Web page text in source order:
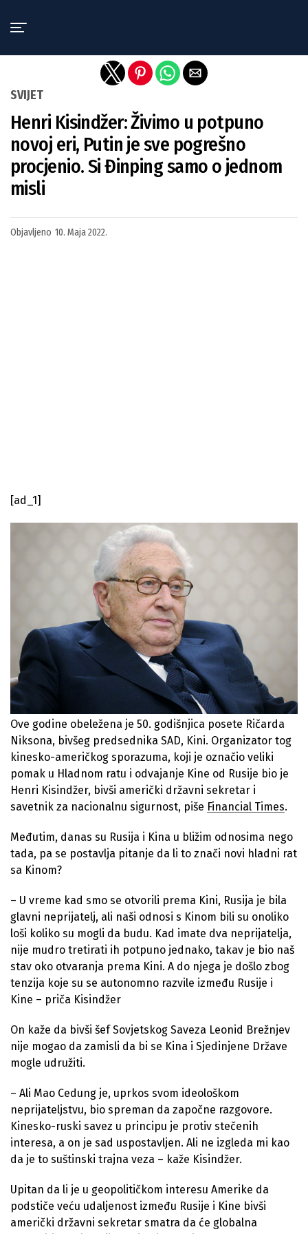
SVIJET
Henri Kisindžer: Živimo u potpuno
novoj eri, Putin je sve pogrešno
procjenio. Si Đinping samo o jednom
misli
Objavljeno 10. Maja 2022.
[ad_1]
Ove godine obeležena je 50. godišnjica posete Ričarda
Niksona, bivšeg predsednika SAD, Kini. Organizator tog
kinesko-američkog sporazuma, koji je označio veliki
pomak u Hladnom ratu i odvajanje Kine od Rusije bio je
Henri Kisindžer, bivši američki državni sekretar i
savetnik za nacionalnu sigurnost, piše Financial Times.
Međutim, danas su Rusija i Kina u bližim odnosima nego
tada, pa se postavlja pitanje da li to znači novi hladni rat
sa Kinom?
– U vreme kad smo se otvorili prema Kini, Rusija je bila
glavni neprijatelj, ali naši odnosi s Kinom bili su onoliko
loši koliko su mogli da budu. Kad imate dva neprijatelja,
nije mudro tretirati ih potpuno jednako, takav je bio naš
stav oko otvaranja prema Kini. A do njega je došlo zbog
tenzija koje su se autonomno razvile između Rusije i
Kine – priča Kisindžer
On kaže da bivši šef Sovjetskog Saveza Leonid Brežnjev
nije mogao da zamisli da bi se Kina i Sjedinjene Države
mogle udružiti.
– Ali Mao Cedung je, uprkos svom ideološkom
neprijateljstvu, bio spreman da započne razgovore.
Kinesko-ruski savez u principu je protiv stečenih
interesa, a on je sad uspostavljen. Ali ne izgleda mi kao
da je to suštinski trajna veza – kaže Kisindžer.
Upitan da li je u geopolitičkom interesu Amerike da
podstiče veću udaljenost između Rusije i Kine bivši
američki državni sekretar smatra da će globalna